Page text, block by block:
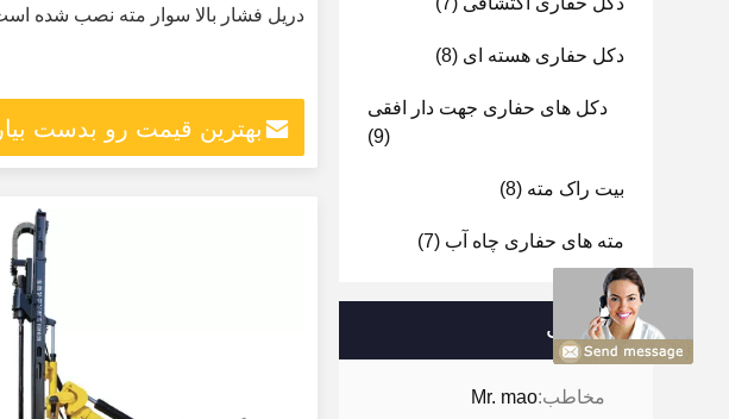
دکل حفاری هسته ای (8)
دکل های حفاری جهت دار افقی
(9)
بیت راک مته (8)
مته های حفاری چاه آب (7)
مخاطب
مخاطب:Mr. mao
دریل فشار بالا سوار مته نصب شده
بهترین قیمت رو بدست بیار